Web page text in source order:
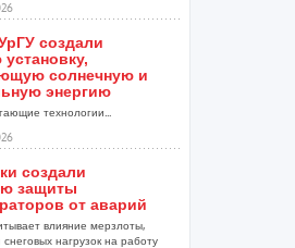
создали
солнечную и
энергию
технологии...
создали
защиты
от аварий
влияние мерзлоты,
нагрузок на работу